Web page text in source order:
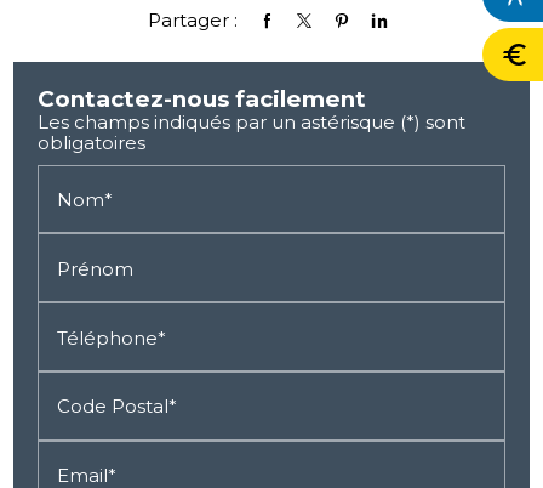
Partager :
Contactez-nous facilement
Les champs indiqués par un astérisque (*) sont
obligatoires
Nom*
Prénom
Téléphone*
Code Postal*
Email*
euro